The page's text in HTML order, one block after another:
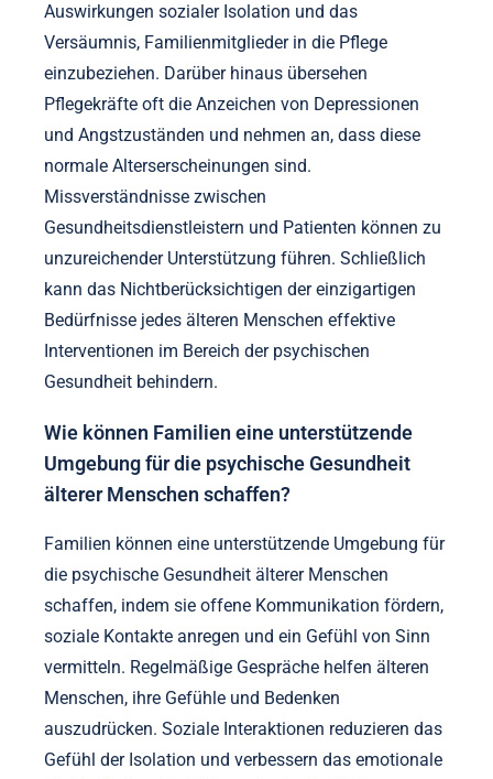
Auswirkungen sozialer Isolation und das
Versäumnis, Familienmitglieder in die Pflege
einzubeziehen. Darüber hinaus übersehen
Pflegekräfte oft die Anzeichen von Depressionen
und Angstzuständen und nehmen an, dass diese
normale Alterserscheinungen sind.
Missverständnisse zwischen
Gesundheitsdienstleistern und Patienten können zu
unzureichender Unterstützung führen. Schließlich
kann das Nichtberücksichtigen der einzigartigen
Bedürfnisse jedes älteren Menschen effektive
Interventionen im Bereich der psychischen
Gesundheit behindern.
Wie können Familien eine unterstützende
Umgebung für die psychische Gesundheit
älterer Menschen schaffen?
Familien können eine unterstützende Umgebung für
die psychische Gesundheit älterer Menschen
schaffen, indem sie offene Kommunikation fördern,
soziale Kontakte anregen und ein Gefühl von Sinn
vermitteln. Regelmäßige Gespräche helfen älteren
Menschen, ihre Gefühle und Bedenken
auszudrücken. Soziale Interaktionen reduzieren das
Gefühl der Isolation und verbessern das emotionale